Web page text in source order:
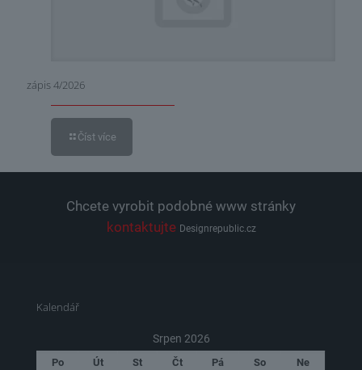
zápis 4/2026
Číst více
Chcete vyrobit podobné www stránky
kontaktujte Designrepublic.cz
Kalendář
Srpen 2026
Po Út St Čt Pá So
Ne